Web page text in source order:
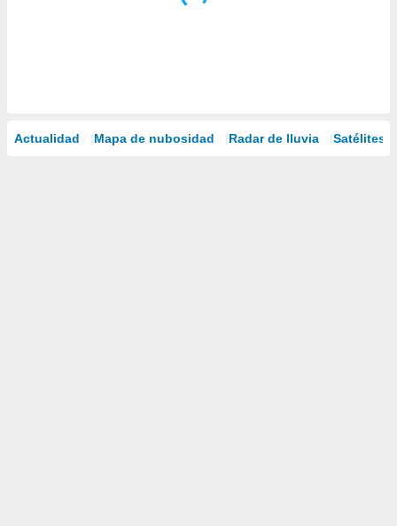
Actualidad Mapa de nubosidad Radar de lluvia Satélites